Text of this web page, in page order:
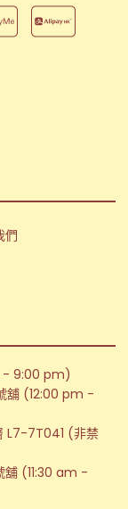
們
- 9:00 pm)
舖 (12:00 pm -
L7-7T041 (非禁
舖 (11:30 am -